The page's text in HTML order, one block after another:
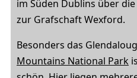
im Süden Dublins über
zur Grafschaft Wexford.
Besonders das
Mountains National Park